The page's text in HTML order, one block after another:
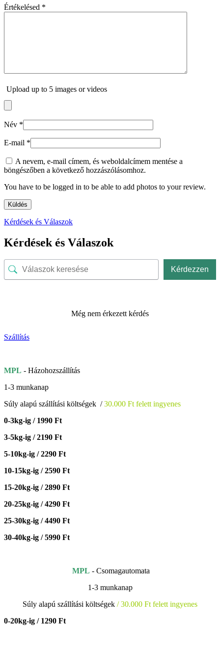
Értékelésed *
Upload up to 5 images or videos
Név *
E-mail *
A nevem, e-mail címem, és weboldalcímem mentése a
böngészőben a következő hozzászólásomhoz.
You have to be logged in to be able to add photos to your review.
Kérdések és Válaszok
Kérdések és Válaszok
Kérdezzen
Még nem érkezett kérdés
Szállítás
MPL - Házohozszállítás
1-3 munkanap
Súly alapú szállítási költségek /30.000 Ft felett ingyenes
0-3kg-ig / 1990 Ft
3-5kg-ig / 2190 Ft
5-10kg-ig / 2290 Ft
10-15kg-ig / 2590 Ft
15-20kg-ig / 2890 Ft
20-25kg-ig / 4290 Ft
25-30kg-ig / 4490 Ft
30-40kg-ig / 5990 Ft
MPL - Csomagautomata
1-3 munkanap
Súly alapú szállítási költségek / 30.000 Ft felett ingyenes
0-20kg-ig / 1290 Ft